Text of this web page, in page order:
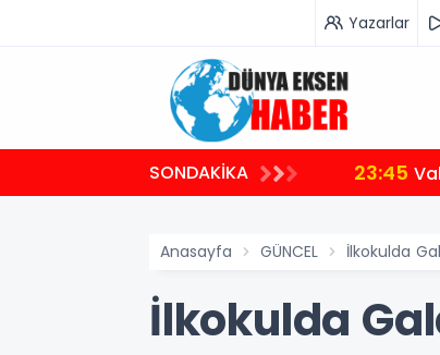
Yazarlar
SONDAKİKA 23:45
Anasayfa GÜNCEL İlkokulda
İlkokulda